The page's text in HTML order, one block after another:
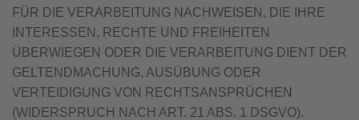
FÜR DIE VERARBEITUNG NACHWEISEN, DIE IHRE
INTERESSEN, RECHTE UND FREIHEITEN
ÜBERWIEGEN ODER DIE VERARBEITUNG DIENT DER
GELTENDMACHUNG, AUSÜBUNG ODER
VERTEIDIGUNG VON RECHTSANSPRÜCHEN
(WIDERSPRUCH NACH ART. 21 ABS. 1 DSGVO).